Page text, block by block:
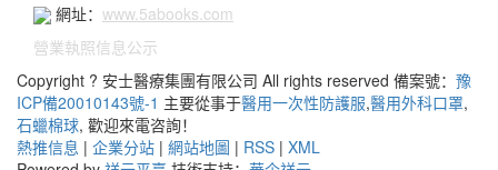
網址： www.5abooks.com
營業執照信息公示
Copyright ? 安士醫療集團有限公司 All rights reserved 備案號： 豫
ICP備20010143號-1 主要從事于醫用一次性防護服,醫用外科口罩,
石蠟棉球, 歡迎來電咨詢！
熱推信息 | 企業分站 | 網站地圖 | RSS | XML